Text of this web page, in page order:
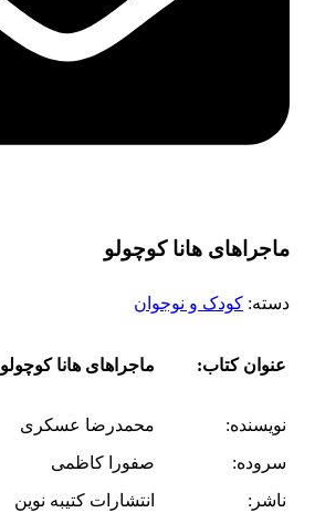
ماجراهای هانا کوچولو
دسته: کودک و نوجوان
عنوان کتاب: ماجراهای هانا کوچولو
نویسنده:
محمدرضا عسکری
سروده:
صفورا کاظمی
ناشر:
انتشارات کتیبه نوین